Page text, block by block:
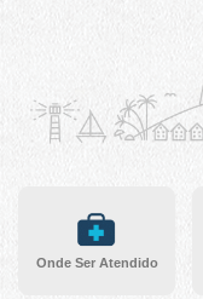
Onde Ser Atendido